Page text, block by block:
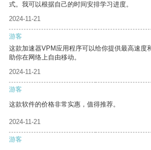
式。我可以根据自己的时间安排学习进度。
2024-11-21
游客
这款加速器VPM应用程序可以给你提供最高速度
助你在网络上自由移动。
2024-11-21
游客
这款软件的价格非常实惠，值得推荐。
2024-11-21
游客